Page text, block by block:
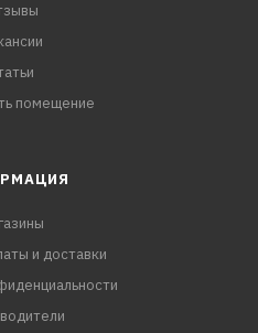
помещение
и доставки